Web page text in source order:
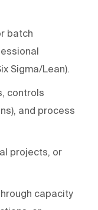
batch
Sigma/Lean).
controls
and process
projects, or
capacity